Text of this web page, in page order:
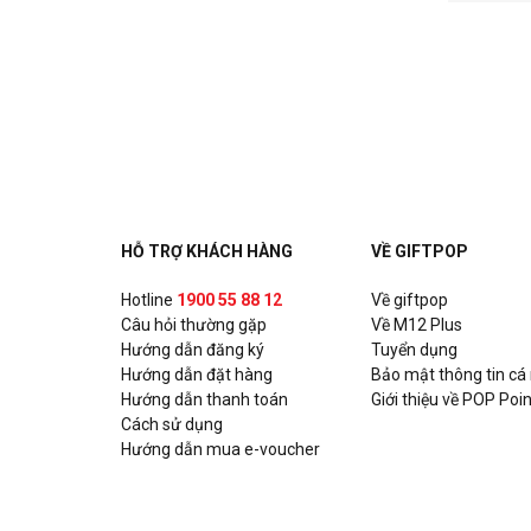
HỖ TRỢ KHÁCH HÀNG
Hotline 1900 55 88 12
Câu hỏi thường gặp
Hướng dẫn đăng ký
Hướng dẫn đặt hàng
Hướng dẫn thanh toán
Cách sử dụng
Hướng dẫn mua e-voucher
VỀ GIFTPOP
Về giftpop
Về M12 Plus
Tuyển dụng
Bảo mật thông tin cá
Giới thiệu về POP